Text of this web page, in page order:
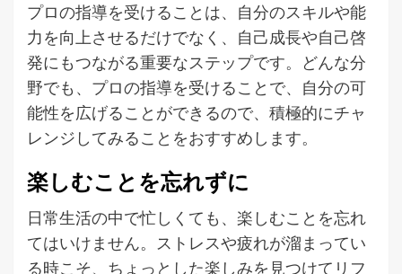
プロの指導を受けることは、自分のスキルや能
力を向上させるだけでなく、自己成長や自己啓
発にもつながる重要なステップです。どんな分
野でも、プロの指導を受けることで、自分の可
能性を広げることができるので、積極的にチャ
レンジしてみることをおすすめします。
楽しむことを忘れずに
日常生活の中で忙しくても、楽しむことを忘れ
てはいけません。ストレスや疲れが溜まってい
る時こそ、ちょっとした楽しみを見つけてリフ